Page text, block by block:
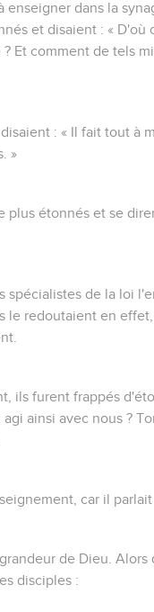
enseigner dans la
et disaient : «
Et comment de tels
: « Il fait tout à
»
plus étonnés et se
spécialistes de la loi
le redoutaient en
ils furent frappés
ainsi avec nous ?
car il parlait
de Dieu.
disciples :